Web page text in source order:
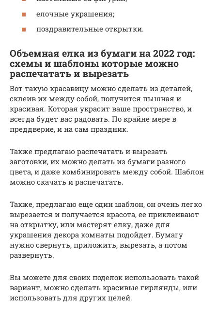
елочные украшения;
поздравительные открытки.
Объемная елка из бумаги на 2022 год:
схемы и шаблоны которые можно
распечатать и вырезать
Вот такую красавицу можно сделать из деталей,
склеив их между собой, получится пышная и
красивая. Которая украсит ваше пространство, и
всегда будет вас радовать. По крайне мере в
преддверие, и на сам праздник.
Также предлагаю распечатать и вырезать
заготовки, их можно делать из бумаги разного
цвета, и даже комбинировать между собой. Шаблон
можно скачать и распечатать.
Также, предлагаю еще один шаблон, он очень легко
вырезается и получается красота, ее приклеивают
на открытку, или мастерят елку, даже для
украшения декора комнаты подойдет. Бумагу
нужно свернуть, приложить, вырезать, а потом
развернуть.
Вы можете для своих поделок использовать такой
вариант, можно сделать красивые гирлянды, или
использовать для других целей.